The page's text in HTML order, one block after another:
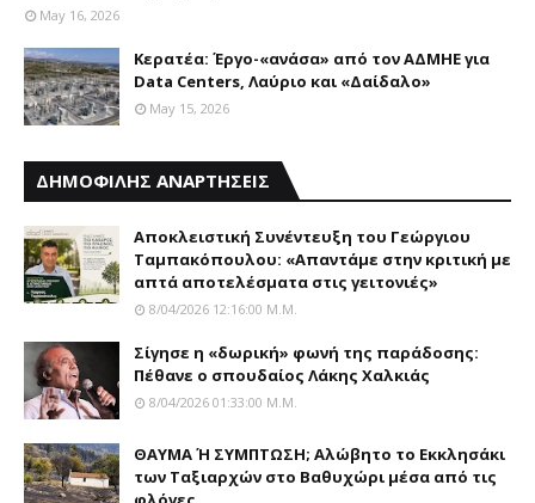
May 16, 2026
Κερατέα: Έργο-«ανάσα» από τον ΑΔΜΗΕ για
Data Centers, Λαύριο και «Δαίδαλο»
May 15, 2026
ΔΗΜΟΦΙΛΗΣ ΑΝΑΡΤΗΣΕΙΣ
Αποκλειστική Συνέντευξη του Γεώργιου
Ταμπακόπουλου: «Απαντάμε στην κριτική με
απτά αποτελέσματα στις γειτονιές»
8/04/2026 12:16:00 Μ.μ.
Σίγησε η «δωρική» φωνή της παράδοσης:
Πέθανε o σπουδαίος Λάκης Xαλκιάς
8/04/2026 01:33:00 Μ.μ.
ΘΑΥΜΑ Ή ΣΥΜΠΤΩΣΗ; Aλώβητο το Eκκλησάκι
των Tαξιαρχών στο Bαθυχώρι μέσα από τις